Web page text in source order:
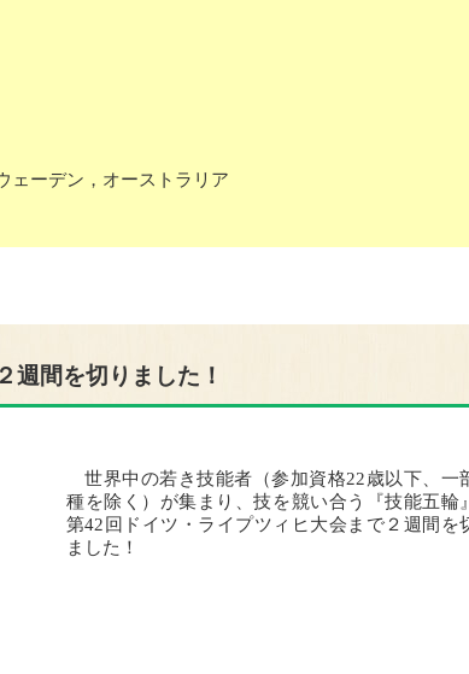
ーデン，オーストラリア
間を切りました！
世界中の若き技能者（参加資格22歳以下、一
種を除く）が集まり、技を競い合う『技能五輪
第42回ドイツ・ライプツィヒ大会まで２週間を
ました！